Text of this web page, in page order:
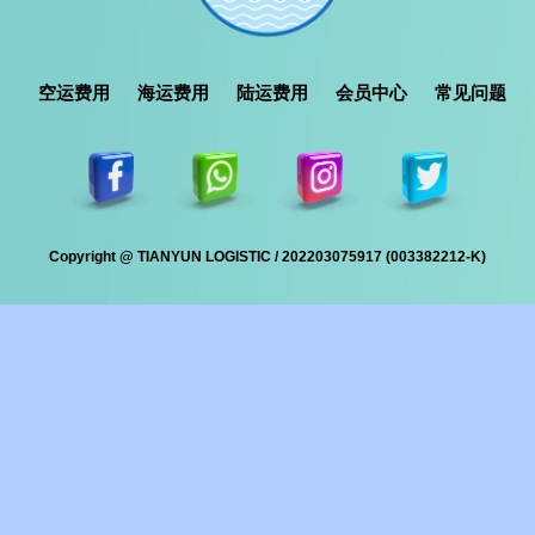
空运费用 海运费用 陆运费用 会员中心 常见问题
Copyright @ TIANYUN LOGISTIC / 202203075917 (003382212-K)